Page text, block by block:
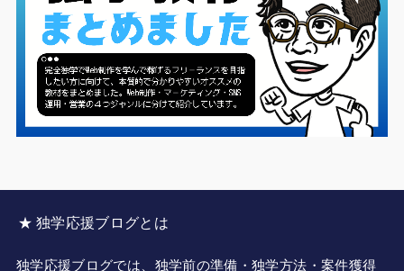
★ 独学応援ブログとは
独学応援ブログでは、独学前の準備・独学方法・案件獲得